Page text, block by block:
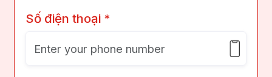
Số điện thoại *